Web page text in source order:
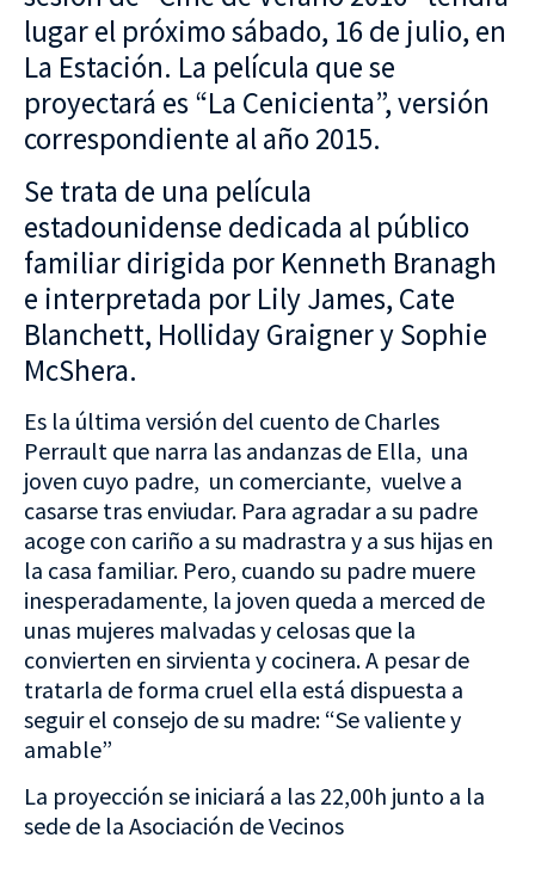
lugar el próximo sábado, 16 de julio, en
La Estación. La película que se
proyectará es “La Cenicienta”, versión
correspondiente al año 2015.
Se trata de una película
estadounidense dedicada al público
familiar dirigida por Kenneth Branagh
e interpretada por Lily James, Cate
Blanchett, Holliday Graigner y Sophie
McShera.
Es la última versión del cuento de Charles
Perrault que narra las andanzas de Ella, una
joven cuyo padre, un comerciante, vuelve a
casarse tras enviudar. Para agradar a su padre
acoge con cariño a su madrastra y a sus hijas en
la casa familiar. Pero, cuando su padre muere
inesperadamente, la joven queda a merced de
unas mujeres malvadas y celosas que la
convierten en sirvienta y cocinera. A pesar de
tratarla de forma cruel ella está dispuesta a
seguir el consejo de su madre: “Se valiente y
amable”
La proyección se iniciará a las 22,00h junto a la
sede de la Asociación de Vecinos